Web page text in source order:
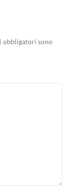
obbligatori sono